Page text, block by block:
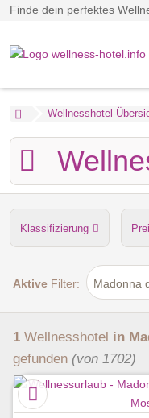
Finde dein perfektes
Wellnesshotel-
Klassifizierung
Anzahl der Saunen
Aktive Filter: Madonna
1 Wellnesshotel in
gefunden (von 1702)